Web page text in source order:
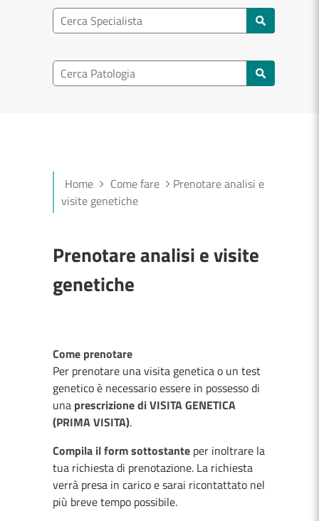
Ricerca specialisti
Ricerca nel patologia
Home Come fare
Prenotare analisi e
visite genetiche
Prenotare analisi e visite
genetiche
Come prenotare
Per prenotare una visita genetica o un test
genetico è necessario essere in possesso di
una prescrizione di VISITA GENETICA
(PRIMA VISITA).
Compila il form sottostante per inoltrare la
tua richiesta di prenotazione. La richiesta
verrà presa in carico e sarai ricontattato nel
più breve tempo possibile.